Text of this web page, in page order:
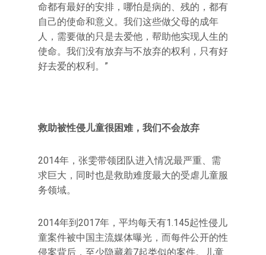
命都有最好的安排，哪怕是病的、残的，都有
自己的使命和意义。我们这些做父母的成年
人，需要做的只是去爱他，帮助他实现人生的
使命。我们没有放弃与不放弃的权利，只有好
好去爱的权利。”
救助被性侵儿童很困难，我们不会放弃
2014年，张雯带领团队进入情况最严重、需
求巨大，同时也是救助难度最大的受虐儿童服
务领域。
2014年到2017年，平均每天有1.145起性侵儿
童案件被中国主流媒体曝光，而每件公开的性
侵案背后，至少隐藏着7起类似的案件。儿童